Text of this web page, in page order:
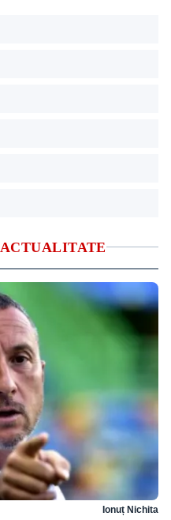
ACTUALITATE
Ionuț Nichita